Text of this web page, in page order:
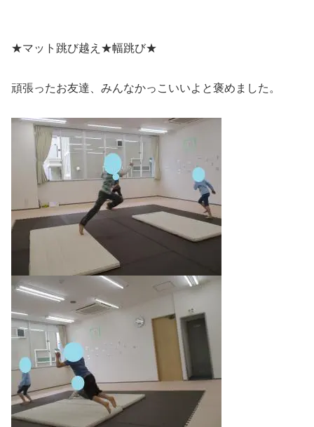
★マット跳び越え★幅跳び★
頑張ったお友達、みんなかっこいいよと褒めました。